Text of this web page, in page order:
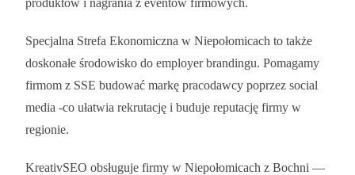
Specjalna Strefa Ekonomiczna w Niepołomicach to także
doskonałe środowisko do employer brandingu. Pomagamy
firmom z SSE budować markę pracodawcy poprzez social
media -co ułatwia rekrutację i buduje reputację firmy w
regionie.
KreativSEO obsługuje firmy w Niepołomicach z Bochni —